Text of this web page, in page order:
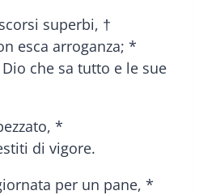
superbi, †
esca arroganza; *
che sa tutto e le sue
*
di vigore.
per un pane, *